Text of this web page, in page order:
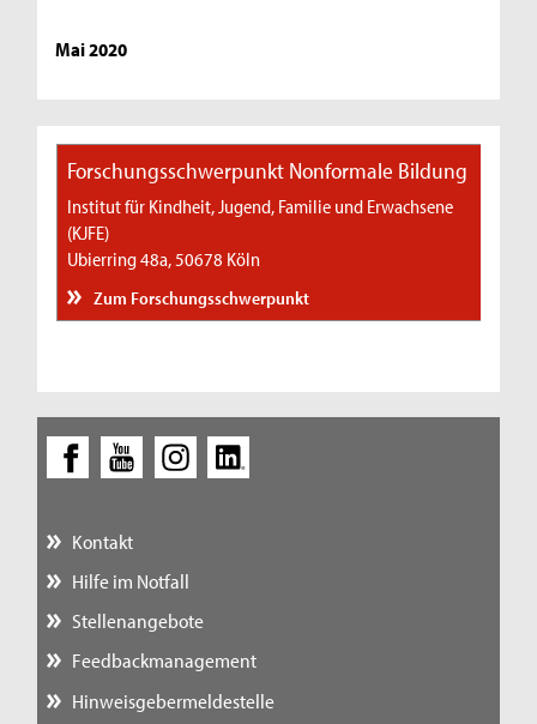
Mai 2020
Forschungsschwerpunkt Nonformale Bildung
Institut für Kindheit, Jugend, Familie und Erwachsene
(KJFE)
Ubierring 48a, 50678 Köln
Zum Forschungsschwerpunkt
Kontakt
Hilfe im Notfall
Stellenangebote
Feedbackmanagement
Hinweisgebermeldestelle